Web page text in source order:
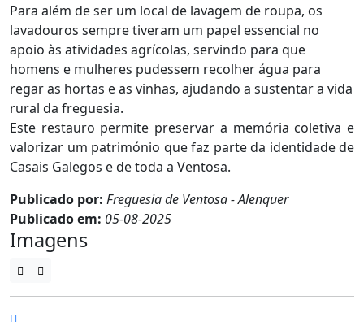
Para além de ser um local de lavagem de roupa, os
lavadouros sempre tiveram um papel essencial no
apoio às atividades agrícolas, servindo para que
homens e mulheres pudessem recolher água para
regar as hortas e as vinhas, ajudando a sustentar a vida
rural da freguesia.
Este restauro permite preservar a memória coletiva e
valorizar um património que faz parte da identidade de
Casais Galegos e de toda a Ventosa.
Publicado por: Freguesia de Ventosa - Alenquer
Publicado em: 05-08-2025
Imagens